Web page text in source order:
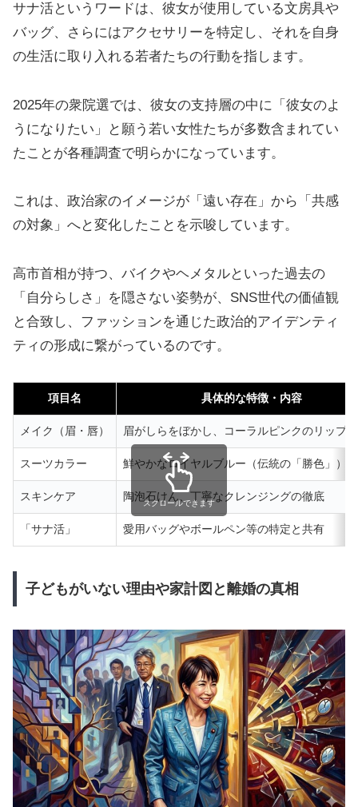
サナ活というワードは、彼女が使用している文房具や
バッグ、さらにはアクセサリーを特定し、それを自身
の生活に取り入れる若者たちの行動を指します。
2025年の衆院選では、彼女の支持層の中に「彼女のよ
うになりたい」と願う若い女性たちが多数含まれてい
たことが各種調査で明らかになっています。
これは、政治家のイメージが「遠い存在」から「共感
の対象」へと変化したことを示唆しています。
高市首相が持つ、バイクやヘメタルといった過去の
「自分らしさ」を隠さない姿勢が、SNS世代の価値観
と合致し、ファッションを通じた政治的アイデンティ
ティの形成に繋がっているのです。
項目名 具体的な特徴・内容
メイク（眉・唇） 眉がしらをぼかし、コーラルピンクのリップ
スーツカラー 鮮やかなロイヤルブルー（伝統の「勝色」）
スキンケア 陶泡石けん、丁寧なクレンジングの徹底
「サナ活」 愛用バッグやボールペン等の特定と共有
スクロールできます
子どもがいない理由や家計図と離婚の真相